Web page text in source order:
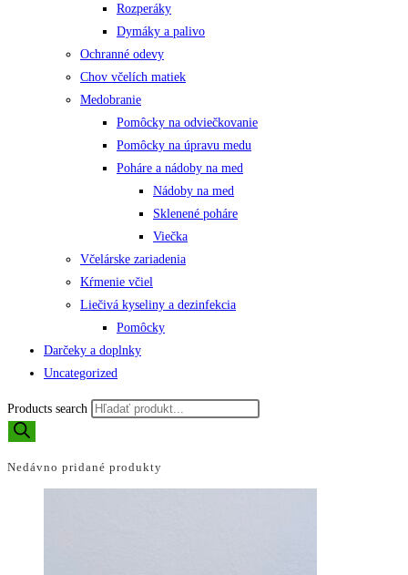
Rozperáky
Dymáky a palivo
Ochranné odevy
Chov včelích matiek
Medobranie
Pomôcky na odviečkovanie
Pomôcky na úpravu medu
Poháre a nádoby na med
Nádoby na med
Sklenené poháre
Viečka
Včelárske zariadenia
Kŕmenie včiel
Liečivá kyseliny a dezinfekcia
Pomôcky
Darčeky a doplnky
Uncategorized
Products search
Nedávno pridané produkty